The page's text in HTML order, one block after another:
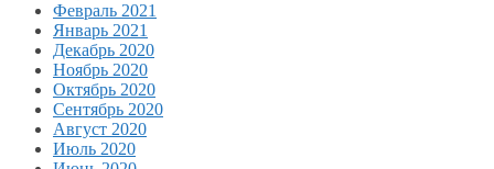
Февраль 2021
Январь 2021
Декабрь 2020
Ноябрь 2020
Октябрь 2020
Сентябрь 2020
Август 2020
Июль 2020